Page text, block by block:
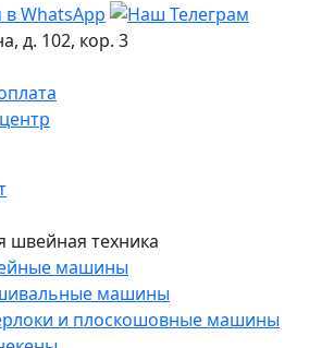
д. 102, кор. 3
швейная техника
машины
машины
и плоскошовные машины